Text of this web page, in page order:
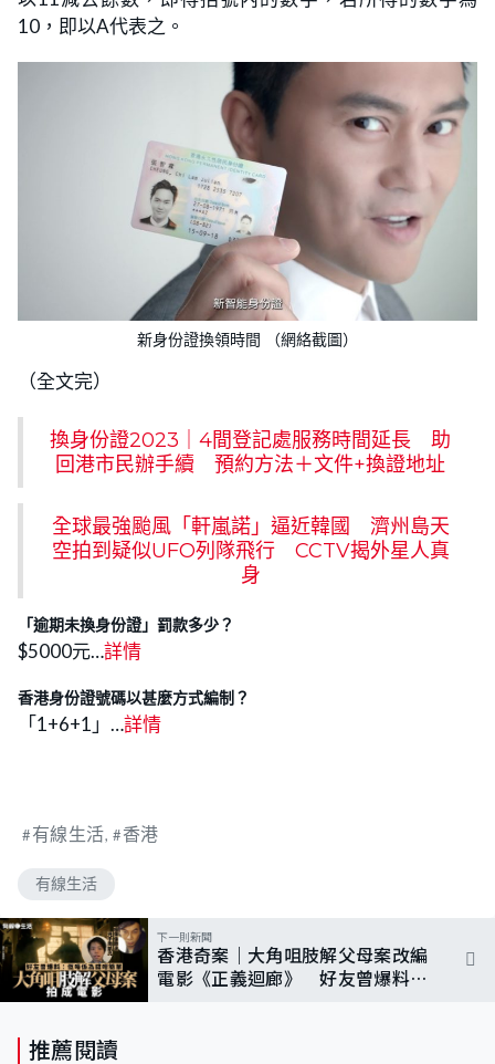
10，即以A代表之。
新身份證換領時間 （網絡截圖）
（全文完）
換身份證2023｜4間登記處服務時間延長 助
回港市民辦手續 預約方法＋文件+換證地址
全球最強颱風「軒嵐諾」逼近韓國 濟州島天
空拍到疑似UFO列隊飛行 CCTV揭外星人真
身
「逾期未換身份證」罰款多少？
$5000元…詳情
香港身份證號碼以甚麼方式編制？
「1+6+1」…詳情
有線生活 香港
有線生活
下一則新聞
香港奇案｜大角咀肢解父母案改編
電影《正義迴廊》 好友曾爆料：
推薦閱讀